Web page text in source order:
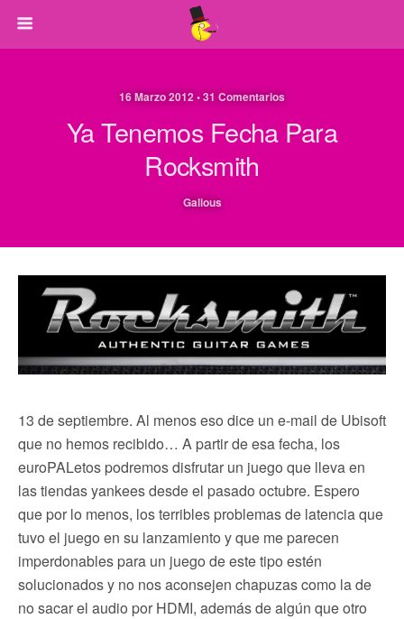
16 Marzo 2012 • 31 Comentarios
Ya Tenemos Fecha Para
Rocksmith
Galious
13 de septiembre. Al menos eso dice un e-mail de Ubisoft
que no hemos recibido… A partir de esa fecha, los
euroPALetos podremos disfrutar un juego que lleva en
las tiendas yankees desde el pasado octubre. Espero
que por lo menos, los terribles problemas de latencia que
tuvo el juego en su lanzamiento y que me parecen
imperdonables para un juego de este tipo estén
solucionados y no nos aconsejen chapuzas como la de
no sacar el audio por HDMI, además de algún que otro